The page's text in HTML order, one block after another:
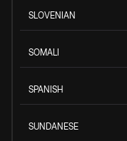
SLOVENIAN
SOMALI
SPANISH
SUNDANESE